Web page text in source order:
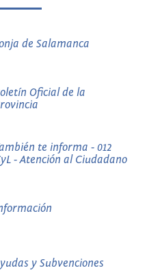
de Salamanca
Oficial de la
te informa - 012
- Atención al Ciudadano
y Subvenciones